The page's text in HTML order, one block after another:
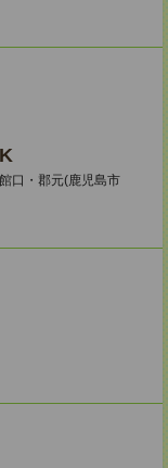
口・郡元(鹿児島市